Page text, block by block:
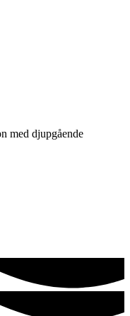
med djupgående